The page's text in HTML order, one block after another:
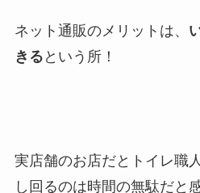
ネット通販のメリットは、
きる という所！
実店舗のお店だとトイレ職
し回るのは時間の無駄だと